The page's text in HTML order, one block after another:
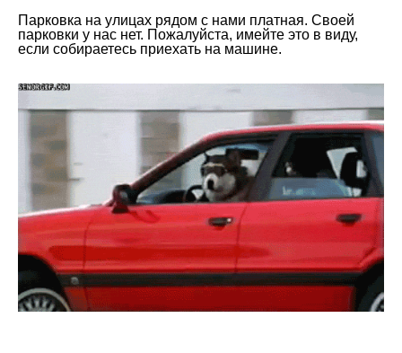
Парковка на улицах рядом с нами платная. Своей
парковки у нас нет. Пожалуйста, имейте это в виду,
если собираетесь приехать на машине.